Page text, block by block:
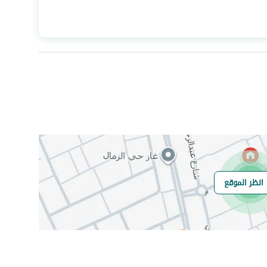
عدد الغرف
1
هل يوجد اي التزام
على العقار ؟
لا يوجد انظر الموقع